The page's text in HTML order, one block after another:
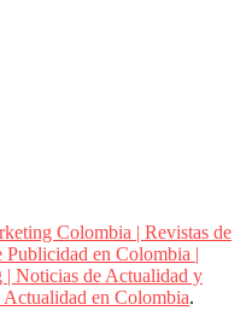
Colombia | Revistas de
en Colombia |
Noticias de Actualidad y
Actualidad en Colombia.